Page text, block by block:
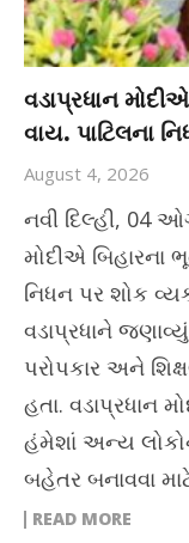
વડાપ્રધાન
વાય. પાટિલના
August 4, 2026
નવી દિલ્હી, 04
મોદીએ બિહારના
નિધન પર શોક
વડાપ્રધાને
પરોપકાર અને
હતા. વડાપ્રધાન
હંમેશાં અન્ય
બહેતર બનાવવા
READ MORE